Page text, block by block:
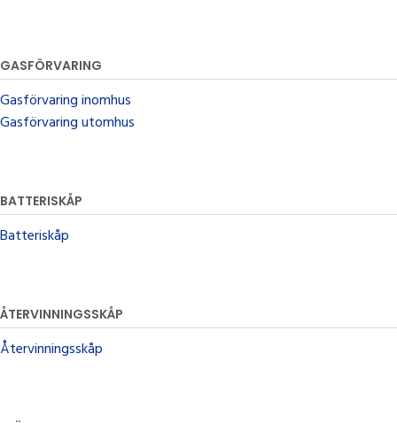
GASFÖRVARING
Gasförvaring inomhus
Gasförvaring utomhus
BATTERISKÅP
Batteriskåp
ÅTERVINNINGSSKÅP
Återvinningsskåp